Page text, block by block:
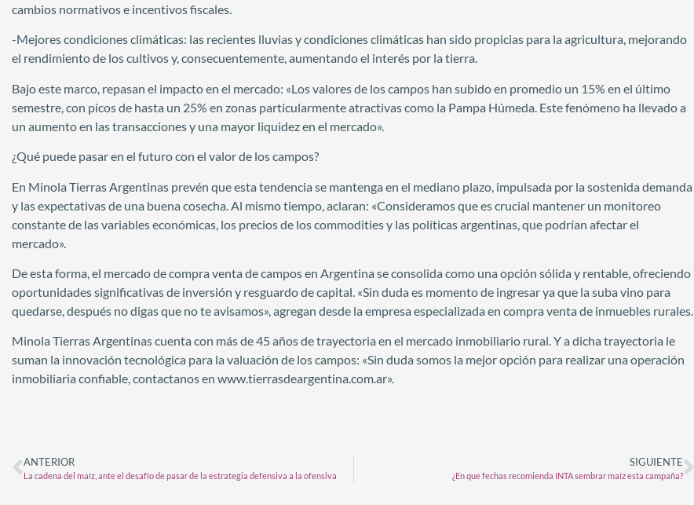
cambios normativos e incentivos fiscales.
-Mejores condiciones climáticas: las recientes lluvias y condiciones climáticas han sido propicias para la agricultura, mejorando
el rendimiento de los cultivos y, consecuentemente, aumentando el interés por la tierra.
Bajo este marco, repasan el impacto en el mercado: «Los valores de los campos han subido en promedio un 15% en el último
semestre, con picos de hasta un 25% en zonas particularmente atractivas como la Pampa Húmeda. Este fenómeno ha llevado a
un aumento en las transacciones y una mayor liquidez en el mercado».
¿Qué puede pasar en el futuro con el valor de los campos?
En Minola Tierras Argentinas prevén que esta tendencia se mantenga en el mediano plazo, impulsada por la sostenida demanda
y las expectativas de una buena cosecha. Al mismo tiempo, aclaran: «Consideramos que es crucial mantener un monitoreo
constante de las variables económicas, los precios de los commodities y las políticas argentinas, que podrían afectar el
mercado».
De esta forma, el mercado de compra venta de campos en Argentina se consolida como una opción sólida y rentable, ofreciendo
oportunidades significativas de inversión y resguardo de capital. «Sin duda es momento de ingresar ya que la suba vino para
quedarse, después no digas que no te avisamos», agregan desde la empresa especializada en compra venta de inmuebles rurales.
Minola Tierras Argentinas cuenta con más de 45 años de trayectoria en el mercado inmobiliario rural. Y a dicha trayectoria le
suman la innovación tecnológica para la valuación de los campos: «Sin duda somos la mejor opción para realizar una operación
inmobiliaria confiable, contactanos en www.tierrasdeargentina.com.ar».
ANTERIOR
La cadena del maíz, ante el desafío de pasar de la estrategia defensiva a la ofensiva
SIGUIENTE
¿En que fechas recomienda INTA sembrar maíz esta campaña?